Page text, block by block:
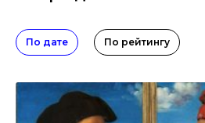
По дате По рейтингу